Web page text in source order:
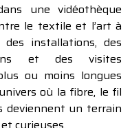
une vidéothèque
le textile et l’art à
installations, des
et des visites
ou moins longues
où la fibre, le fil
deviennent un terrain